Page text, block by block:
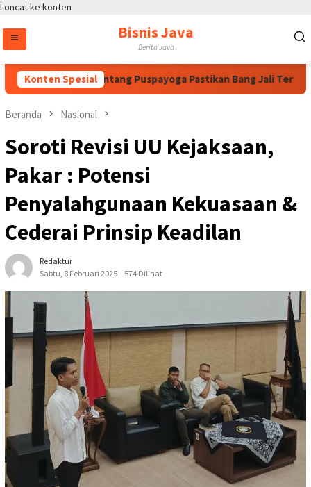
Loncat ke konten
Bisnis Java
Berita Java
Konten Spesial
Megawati, Bintang Puspayoga Pastikan Bang Jali Terus
Beranda Nasional
Soroti Revisi UU Kejaksaan,
Pakar : Potensi
Penyalahgunaan Kekuasaan &
Cederai Prinsip Keadilan
Redaktur
Sabtu, 8 Februari 2025
574 Dilihat